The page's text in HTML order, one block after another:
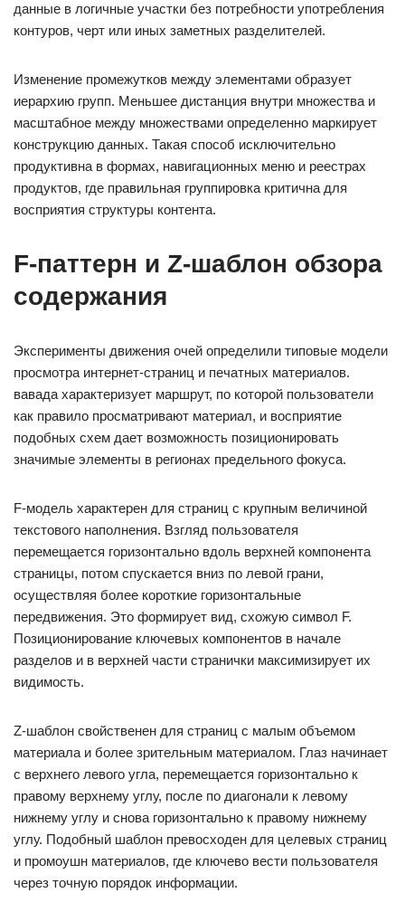
данные в логичные участки без потребности употребления
контуров, черт или иных заметных разделителей.
Изменение промежутков между элементами образует
иерархию групп. Меньшее дистанция внутри множества и
масштабное между множествами определенно маркирует
конструкцию данных. Такая способ исключительно
продуктивна в формах, навигационных меню и реестрах
продуктов, где правильная группировка критична для
восприятия структуры контента.
F-паттерн и Z-шаблон обзора
содержания
Эксперименты движения очей определили типовые модели
просмотра интернет-страниц и печатных материалов.
вавада характеризует маршрут, по которой пользователи
как правило просматривают материал, и восприятие
подобных схем дает возможность позиционировать
значимые элементы в регионах предельного фокуса.
F-модель характерен для страниц с крупным величиной
текстового наполнения. Взгляд пользователя
перемещается горизонтально вдоль верхней компонента
страницы, потом спускается вниз по левой грани,
осуществляя более короткие горизонтальные
передвижения. Это формирует вид, схожую символ F.
Позиционирование ключевых компонентов в начале
разделов и в верхней части странички максимизирует их
видимость.
Z-шаблон свойственен для страниц с малым объемом
материала и более зрительным материалом. Глаз начинает
с верхнего левого угла, перемещается горизонтально к
правому верхнему углу, после по диагонали к левому
нижнему углу и снова горизонтально к правому нижнему
углу. Подобный шаблон превосходен для целевых страниц
и промоушн материалов, где ключево вести пользователя
через точную порядок информации.